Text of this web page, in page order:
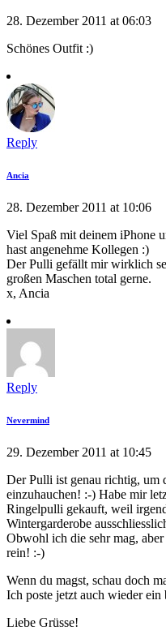
28. Dezember 2011 at 06:03
Schönes Outfit :)
Reply
Ancia
28. Dezember 2011 at 10:06
Viel Spaß mit deinem iPhone
hast angenehme Kollegen :)
Der Pulli gefällt mir wirklich
großen Maschen total gerne.
x, Ancia
Reply
Nevermind
29. Dezember 2011 at 10:45
Der Pulli ist genau richtig, um
einzuhauchen! :-) Habe mir
Ringelpulli gekauft, weil
Wintergarderobe
Obwohl ich die sehr mag,
rein! :-)
Wenn du magst, schau doch
Ich poste jetzt auch wieder
Liebe Grüsse!